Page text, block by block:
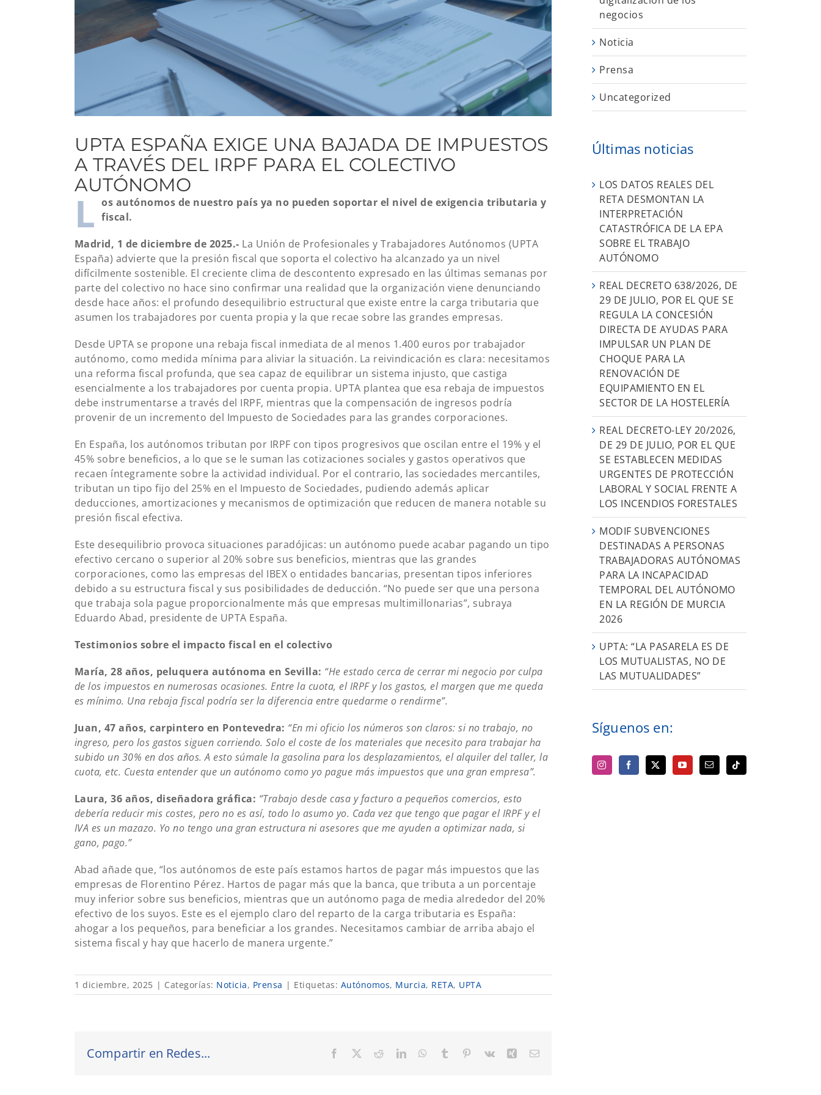
UPTA ESPAÑA EXIGE UNA BAJADA DE IMPUESTOS
A TRAVÉS DEL IRPF PARA EL COLECTIVO
AUTÓNOMO
L os autónomos de nuestro país ya no pueden soportar el nivel de exigencia tributaria y
fiscal.
Madrid, 1 de diciembre de 2025.- La Unión de Profesionales y Trabajadores Autónomos (UPTA
España) advierte que la presión fiscal que soporta el colectivo ha alcanzado ya un nivel
difícilmente sostenible. El creciente clima de descontento expresado en las últimas semanas por
parte del colectivo no hace sino confirmar una realidad que la organización viene denunciando
desde hace años: el profundo desequilibrio estructural que existe entre la carga tributaria que
asumen los trabajadores por cuenta propia y la que recae sobre las grandes empresas.
Desde UPTA se propone una rebaja fiscal inmediata de al menos 1.400 euros por trabajador
autónomo, como medida mínima para aliviar la situación. La reivindicación es clara: necesitamos
una reforma fiscal profunda, que sea capaz de equilibrar un sistema injusto, que castiga
esencialmente a los trabajadores por cuenta propia. UPTA plantea que esa rebaja de impuestos
debe instrumentarse a través del IRPF, mientras que la compensación de ingresos podría
provenir de un incremento del Impuesto de Sociedades para las grandes corporaciones.
En España, los autónomos tributan por IRPF con tipos progresivos que oscilan entre el 19% y el
45% sobre beneficios, a lo que se le suman las cotizaciones sociales y gastos operativos que
recaen íntegramente sobre la actividad individual. Por el contrario, las sociedades mercantiles,
tributan un tipo fijo del 25% en el Impuesto de Sociedades, pudiendo además aplicar
deducciones, amortizaciones y mecanismos de optimización que reducen de manera notable su
presión fiscal efectiva.
Este desequilibrio provoca situaciones paradójicas: un autónomo puede acabar pagando un tipo
efectivo cercano o superior al 20% sobre sus beneficios, mientras que las grandes
corporaciones, como las empresas del IBEX o entidades bancarias, presentan tipos inferiores
debido a su estructura fiscal y sus posibilidades de deducción. “No puede ser que una persona
que trabaja sola pague proporcionalmente más que empresas multimillonarias”, subraya
Eduardo Abad, presidente de UPTA España.
Testimonios sobre el impacto fiscal en el colectivo
María, 28 años, peluquera autónoma en Sevilla: “He estado cerca de cerrar mi negocio por culpa
de los impuestos en numerosas ocasiones. Entre la cuota, el IRPF y los gastos, el margen que me queda
es mínimo. Una rebaja fiscal podría ser la diferencia entre quedarme o rendirme”.
Juan, 47 años, carpintero en Pontevedra: “En mi oficio los números son claros: si no trabajo, no
ingreso, pero los gastos siguen corriendo. Solo el coste de los materiales que necesito para trabajar ha
subido un 30% en dos años. A esto súmale la gasolina para los desplazamientos, el alquiler del taller, la
cuota, etc. Cuesta entender que un autónomo como yo pague más impuestos que una gran empresa”.
Laura, 36 años, diseñadora gráfica: “Trabajo desde casa y facturo a pequeños comercios, esto
debería reducir mis costes, pero no es así, todo lo asumo yo. Cada vez que tengo que pagar el IRPF y el
IVA es un mazazo. Yo no tengo una gran estructura ni asesores que me ayuden a optimizar nada, si
gano, pago.”
Abad añade que, “los autónomos de este país estamos hartos de pagar más impuestos que las
empresas de Florentino Pérez. Hartos de pagar más que la banca, que tributa a un porcentaje
muy inferior sobre sus beneficios, mientras que un autónomo paga de media alrededor del 20%
efectivo de los suyos. Este es el ejemplo claro del reparto de la carga tributaria es España:
ahogar a los pequeños, para beneficiar a los grandes. Necesitamos cambiar de arriba abajo el
sistema fiscal y hay que hacerlo de manera urgente.”
1 diciembre, 2025 | Categorías: Noticia, Prensa | Etiquetas: Autónomos, Murcia, RETA, UPTA
Compartir en Redes... Facebook RedditLinkedInWhatsApp
Tumblr Pinterest
Vk XingCorreo
negocios
Noticia
Prensa
Uncategorized
Últimas noticias
LOS DATOS REALES DEL
RETA DESMONTAN LA
INTERPRETACIÓN
CATASTRÓFICA DE LA EPA
SOBRE EL TRABAJO
AUTÓNOMO
REAL DECRETO 638/2026, DE
29 DE JULIO, POR EL QUE SE
REGULA LA CONCESIÓN
DIRECTA DE AYUDAS PARA
IMPULSAR UN PLAN DE
CHOQUE PARA LA
RENOVACIÓN DE
EQUIPAMIENTO EN EL
SECTOR DE LA HOSTELERÍA
REAL DECRETO-LEY 20/2026,
DE 29 DE JULIO, POR EL QUE
SE ESTABLECEN MEDIDAS
URGENTES DE PROTECCIÓN
LABORAL Y SOCIAL FRENTE A
LOS INCENDIOS FORESTALES
MODIF SUBVENCIONES
DESTINADAS A PERSONAS
TRABAJADORAS AUTÓNOMAS
PARA LA INCAPACIDAD
TEMPORAL DEL AUTÓNOMO
EN LA REGIÓN DE MURCIA
2026
UPTA: “LA PASARELA ES DE
LOS MUTUALISTAS, NO DE
LAS MUTUALIDADES”
Síguenos en: